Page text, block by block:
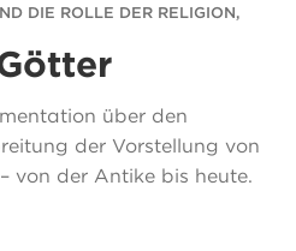
DIE ROLLE DER RELIGION,
über den
der Vorstellung von
von der Antike bis heute.